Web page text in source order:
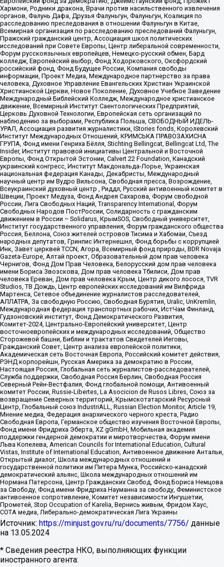
Хармони, Родники дракона, Врачи против насильственного извлечения
органов, Фалунь Дафа, Друзья Фалуньгун, Фалуньгун, Коалиция по
расследованию преследования в отношении Фалуньгун в Китае,
Всемирная организация по расследованию преследований Фалуньгун,
Пражский гражданский центр, Ассоциация школ политических
исследований при Совете Европы, Центр либеральной современности,
Форум русскоязычных европейцев, Немецко-русский обмен, Бард
колледж, Европейский выбор, Фонд Ходорковского, Оксфордский
российский фонд, Фонд Будущее России, Компания свободы
информации, Проект Медиа, Международное партнерство за права
человека, Духовное Управление Евангельских Христиан Украинской
Христианской Церкви, Новое Поколение, Духовное Учебное Заведение
Международный Библейский Колледж, Международное христианское
движение, Всемирный Институт Саентологических Предприятий,
Церковь Духовной Технологии, Европейская сеть организаций по
наблюдению за выборами, Республика Польша, СВОБОДНЫЙ ИДЕЛЬ-
УРАЛ, Ассоциация развития журналистики, IStories fonds, Королевский
Институт Международных Отношений, КРИМСЬКА ПРАВОЗАХИСНА
ГРУПА, Фонд имени Генриха Бёлля, Stichting Bellingcat, Bellingcat Ltd, The
Insider, Институт правовой инициативы Центральной и Восточной
Европы, Фонд Открытой Эстонии, Calvert 22 Foundation, Канадский
украинский конгресс, Институт Макдональда-Лорье, Украинская
национальная федерация Канады, Декабристы, Международный
научный центр им Вудро Вильсона, Свободная пресса, Возрождение,
Всеукраинский духовный центр , Риддл, Русский антивоенный комитет в
Швеции, Проект Медуза, Фонд Андрея Сахарова, Форум свободной
России, Лига Свободных Наций, Transparеncy International, Форум
Свободных Народов ПостРоссии, Солидарность с гражданским
движением в России – Solidarus, КрымSOS, Свободный университет,
Институт государственного управления, Форум гражданского общества
Россия, Беллона, Союз жителей островов Тисима и Хабомаи, Съезд
народных депутатов, Гринпис Интернешнл, Фонд борьбы с коррупцией
Инк, Завет церквей TCCN, Агора, Всемирный фонд природы, BDR Novaja
Gazeta-Europe, Алтай проект, Образовательный дом прав человека
Чернигов, Фонд Дом Прав Человека, Белорусский дом прав человека
имени Бориса Звозскова, Дом прав человека Тбилиси, Дом прав
человека Ереван, Дом прав человека Крым, Центр дикого лосося, TVR
Studios, ТВ Дождь, Центр европейских исследований им Вилфрида
Мартенса, Сетевое объединение журналистов расследователей,
АЛЛАТРА, За свободную Россию, Свободная Бурятия, Uralic, UnKremlin,
Международная федерация транспортных рабочих, ИстЧам Финланд,
Гудзоновский институт, Фонд Демократического Развития,
Комитет-2024, Центрально-Европейский университет, Центр
восточноевропейских и международных исследований, Общество
Сторожевой башни, Библии и трактатов Свидетелей Иеговы,
Гражданский Совет, Центр анализа европейской политики,
Академическая сеть Восточная Европа, Российский комитет действия,
РЭНД корпорейшн, Русская Америка за демократию в России,
Настоящая Россия, Глобальная сеть журналистов-расследователей,
Служба поддержки, Свободная Россия Берлин, Свободная Россия
Северный Рейн-Вестфалия, Фонд глобальной помощи, Антивоенный
комитет России, Russie-Libertes, La Asocicion de Rusos Libres, Союз за
возвращение Северных территорий, Крымскотатарский Ресурсный
Центр, Глобальный союз IndustriALL, Russian Election Monitor, Article 19,
Мнение медиа, Федерация анархического черного креста, Радио
Свободная Европа, Германское общество изучения Восточной Европы,
Фонд имени Фридриха Эберта, XZ gGmbH, Мобильная академия
поддержки гендерной демократии и миротворчества, Форум имени
Льва Копелева, American Councils for International Education, Cultural
Vistas, Institute of International Education, Антивоенное движение Антальи,
Открытый диалог, Школа международных отношений и
государственной политики им Питера Мунка, Российско-канадский
демократический альянс, Школа международных отношений им
Нормана Патерсона, Центр Гражданских Свобод, Фонд Бориса Немцова
за Свободу, Фонд имени Фридриха Науманна за свободу, Феминистское
антивоенное сопротивление, Комитет независимости Ингушетии,
Прометей, Stop Occupation of Karelia, Вернись живым, Фридом Хаус,
СОТА медиа, Либерально-демократическая Лига Украины
Источник: https://minjust.gov.ru/ru/documents/7756/ данные
на 13.05.2024
* Сведения реестра НКО, выполняющих функции
иностранного агента: